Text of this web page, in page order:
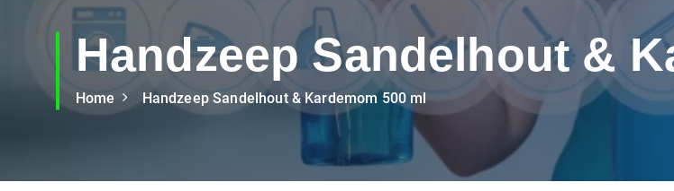
Handzeep Sandelhout &
Home Handzeep Sandelhout & Kardemom 500 ml